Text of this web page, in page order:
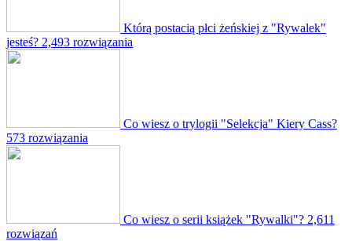
Którą postacią płci żeńskiej z "Rywalek"
jesteś? 2,493 rozwiązania
Co wiesz o trylogii "Selekcja" Kiery Cass?
573 rozwiązania
Co wiesz o serii książek "Rywalki"? 2,611
rozwiązań